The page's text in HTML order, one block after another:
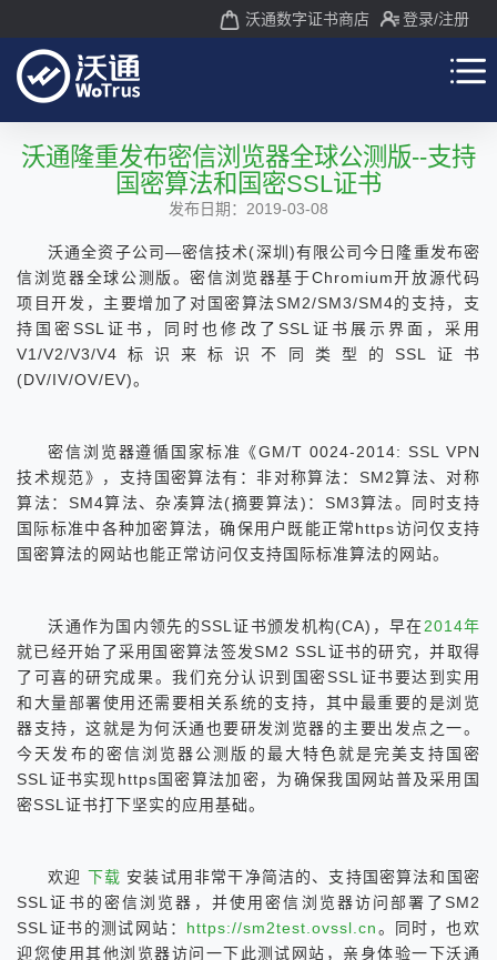
沃通数字证书商店 登录/注册
沃通隆重发布密信浏览器全球公测版--支持
国密算法和国密SSL证书
发布日期：2019-03-08
沃通全资子公司—密信技术(深圳)有限公司今日隆重发布密
信浏览器全球公测版。密信浏览器基于Chromium开放源代码
项目开发，主要增加了对国密算法SM2/SM3/SM4的支持，支
持国密SSL证书，同时也修改了SSL证书展示界面，采用
V1/V2/V3/V4标识来标识不同类型的SSL证书
(DV/IV/OV/EV)。
密信浏览器遵循国家标准《GM/T 0024-2014: SSL VPN
技术规范》，支持国密算法有：非对称算法：SM2算法、对称
算法：SM4算法、杂凑算法(摘要算法)：SM3算法。同时支持
国际标准中各种加密算法，确保用户既能正常https访问仅支持
国密算法的网站也能正常访问仅支持国际标准算法的网站。
沃通作为国内领先的SSL证书颁发机构(CA)，早在2014年
就已经开始了采用国密算法签发SM2 SSL证书的研究，并取得
了可喜的研究成果。我们充分认识到国密SSL证书要达到实用
和大量部署使用还需要相关系统的支持，其中最重要的是浏览
器支持，这就是为何沃通也要研发浏览器的主要出发点之一。
今天发布的密信浏览器公测版的最大特色就是完美支持国密
SSL证书实现https国密算法加密，为确保我国网站普及采用国
密SSL证书打下坚实的应用基础。
欢迎 下载 安装试用非常干净简洁的、支持国密算法和国密
SSL证书的密信浏览器，并使用密信浏览器访问部署了SM2
SSL证书的测试网站： https://sm2test.ovssl.cn。同时，也欢
迎您使用其他浏览器访问一下此测试网站，亲身体验一下沃通